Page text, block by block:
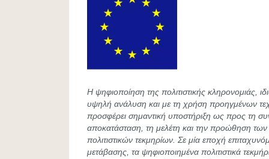
Η ψηφιοποίηση της πολιτιστικής κληρονομιάς,
υψηλή ανάλυση και με τη χρήση προηγμένων
προσφέρει σημαντική υποστήριξη ως προς τη
αποκατάσταση, τη μελέτη και την προώθηση
πολιτιστικών τεκμηρίων. Σε μία εποχή
μετάβασης, τα ψηφιοποιημένα πολιτιστικά